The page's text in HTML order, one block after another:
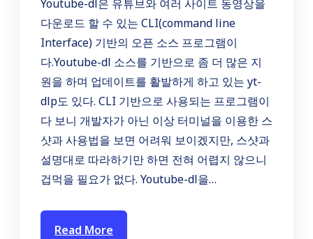
Youtube-dl은 유튜브와 여러 사이트 동영상을
다운로드 할 수 있는 CLI(command line
Interface) 기반의 오픈 소스 프로그램이
다.Youtube-dl 소스를 기반으로 좀 더 많은 지
원을 하며 업데이트를 활발하게 하고 있는 yt-
dlp도 있다. CLI 기반으로 사용되는 프로그램이
다 보니 개발자가 아닌 이상 터미널을 이용한 스
샷과 사용법을 보면 어려워 보이겠지만, 스샷과
설명대로 따라하기만 하면 전혀 어렵지 않으니
겁먹을 필요가 없다. Youtube-dl을…
Read More